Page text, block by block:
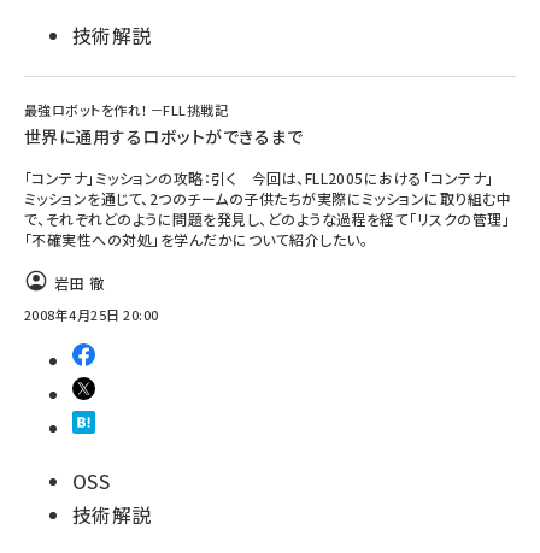
技術解説
最強ロボットを作れ！－FLL挑戦記
世界に通用するロボットができるまで
「コンテナ」ミッションの攻略：引く 今回は、FLL2005における「コンテナ」
ミッションを通じて、2つのチームの子供たちが実際にミッションに取り組む中
で、それぞれどのように問題を発見し、どのような過程を経て「リスクの管理」
「不確実性への対処」を学んだかについて紹介したい。
岩田 徹
2008年4月25日 20:00
OSS
技術解説